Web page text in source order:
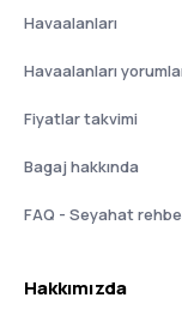
Havaalanları
Havaalanları
Fiyatlar takvimi
Bagaj hakkında
FAQ - Seyahat
Hakkımızda